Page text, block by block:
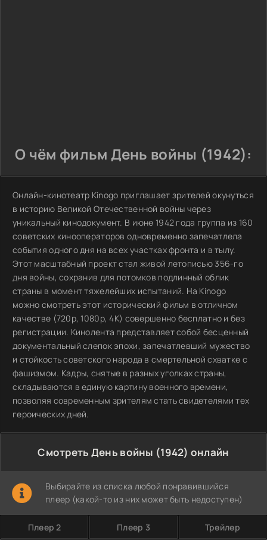
О чём фильм День войны (1942):
Онлайн-кинотеатр Kinogo приглашает зрителей окунуться
в историю Великой Отечественной войны через
уникальный кинодокумент. В июне 1942 года группа из 160
советских кинооператоров одновременно запечатлела
события одного дня на всех участках фронта и в тылу.
Этот масштабный проект стал живой летописью 356-го
дня войны, сохранив для потомков подлинный облик
страны в момент тяжелейших испытаний. На Kinogo
можно смотреть этот исторический фильм в отличном
качестве (720p, 1080p, 4K) совершенно бесплатно и без
регистрации. Кинолента представляет собой бесценный
документальный слепок эпохи, запечатлевший мужество
и стойкость советского народа в смертельной схватке с
фашизмом. Кадры, снятые в разных уголках страны,
складываются в единую картину военного времени,
позволяя современным зрителям стать свидетелями тех
героических дней.
Смотреть День войны (1942) онлайн
Выбирайте из списка любой понравившийся
плеер (какой-то из них может быть недоступен)
Плеер 2 Плеер 3 Трейлер